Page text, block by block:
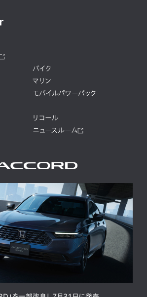
バイク
マリン
モバイルパワーパック
リコール
ニュースルーム